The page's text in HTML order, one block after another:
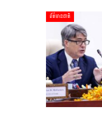
ព័ត៌មានជាតិ